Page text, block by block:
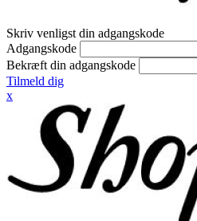
Skriv venligst din adgangskode
Adgangskode
Bekræft din adgangskode
Tilmeld dig
x